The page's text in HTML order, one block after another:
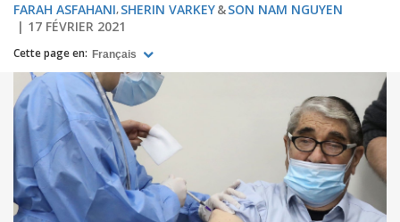
FARAH ASFAHANI SHERIN VARKEY
SON NAM NGUYEN
17 FÉVRIER 2021
Cette page en: Français